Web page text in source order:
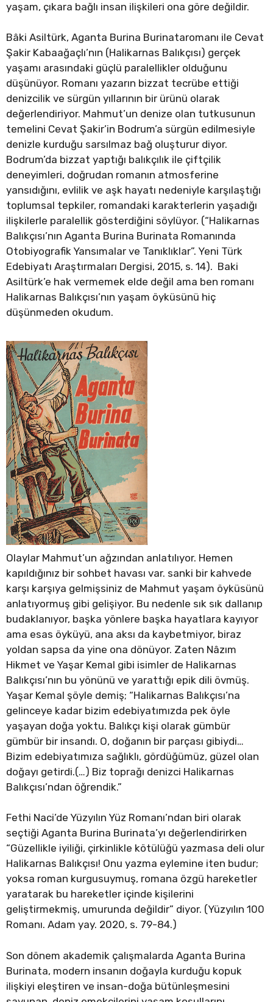
yaşam, çıkara bağlı insan ilişkileri ona göre değildir.
Bâki Asiltürk, Aganta Burina Burinataromanı ile Cevat
Şakir Kabaağaçlı’nın (Halikarnas Balıkçısı) gerçek
yaşamı arasındaki güçlü paralellikler olduğunu
düşünüyor. Romanı yazarın bizzat tecrübe ettiği
denizcilik ve sürgün yıllarının bir ürünü olarak
değerlendiriyor. Mahmut’un denize olan tutkusunun
temelini Cevat Şakir’in Bodrum’a sürgün edilmesiyle
denizle kurduğu sarsılmaz bağ oluşturur diyor.
Bodrum’da bizzat yaptığı balıkçılık ile çiftçilik
deneyimleri, doğrudan romanın atmosferine
yansıdığını, evlilik ve aşk hayatı nedeniyle karşılaştığı
toplumsal tepkiler, romandaki karakterlerin yaşadığı
ilişkilerle paralellik gösterdiğini söylüyor. (“Halikarnas
Balıkçısı’nın Aganta Burina Burinata Romanında
Otobiyografik Yansımalar ve Tanıklıklar”. Yeni Türk
Edebiyatı Araştırmaları Dergisi, 2015, s. 14). Baki
Asiltürk’e hak vermemek elde değil ama ben romanı
Halikarnas Balıkçısı’nın yaşam öyküsünü hiç
düşünmeden okudum.
Olaylar Mahmut’un ağzından anlatılıyor. Hemen
kapıldığınız bir sohbet havası var. sanki bir kahvede
karşı karşıya gelmişsiniz de Mahmut yaşam öyküsünü
anlatıyormuş gibi gelişiyor. Bu nedenle sık sık dallanıp
budaklanıyor, başka yönlere başka hayatlara kayıyor
ama esas öyküyü, ana aksı da kaybetmiyor, biraz
yoldan sapsa da yine ona dönüyor. Zaten Nâzım
Hikmet ve Yaşar Kemal gibi isimler de Halikarnas
Balıkçısı’nın bu yönünü ve yarattığı epik dili övmüş.
Yaşar Kemal şöyle demiş; “Halikarnas Balıkçısı’na
gelinceye kadar bizim edebiyatımızda pek öyle
yaşayan doğa yoktu. Balıkçı kişi olarak gümbür
gümbür bir insandı. O, doğanın bir parçası gibiydi…
Bizim edebiyatımıza sağlıklı, gördüğümüz, güzel olan
doğayı getirdi.(…) Biz toprağı denizci Halikarnas
Balıkçısı’ndan öğrendik.”
Fethi Naci’de Yüzyılın Yüz Romanı’ndan biri olarak
seçtiği Aganta Burina Burinata’yı değerlendirirken
“Güzellikle iyiliği, çirkinlikle kötülüğü yazmasa deli olur
Halikarnas Balıkçısı! Onu yazma eylemine iten budur;
yoksa roman kurgusuymuş, romana özgü hareketler
yaratarak bu hareketler içinde kişilerini
geliştirmekmiş, umurunda değildir” diyor. (Yüzyılın 100
Romanı. Adam yay. 2020, s. 79-84.)
Son dönem akademik çalışmalarda Aganta Burina
Burinata, modern insanın doğayla kurduğu kopuk
ilişkiyi eleştiren ve insan-doğa bütünleşmesini